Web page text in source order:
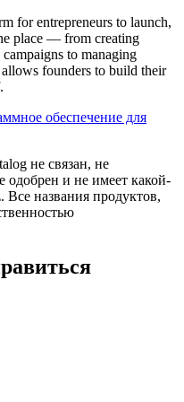
for entrepreneurs to launch,
place — from creating
to managing
founders to build their
обеспечение для
не связан, не
одобрен и не имеет какой-
Все названия продуктов,